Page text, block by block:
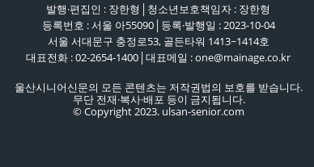
발행·편집인 : 장한형│청소년보호책임자 : 장한형
등록번호 : 서울 아55090│등록·발행일 : 2023-10-04
서울 서대문구 충정로53, 골든타워 1413~1414호
대표전화 : 02-2654-1400│대표메일 : one@mainage.co.kr
울산시니어신문의 모든 콘텐츠는 저작권법의 보호를 받습니다.
무단 전재·복사·배포 등이 금지됩니다.
© Copyright 2023. ulsan-senior.com